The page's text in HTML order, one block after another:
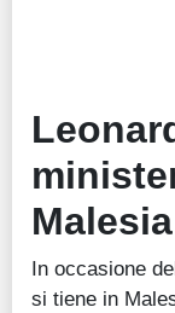
Malesia
In occasione
si tiene in